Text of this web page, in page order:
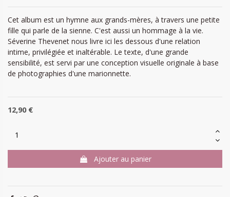
Cet album est un hymne aux grands-mères, à travers une petite
fille qui parle de la sienne. C'est aussi un hommage à la vie.
Séverine Thevenet nous livre ici les dessous d'une relation
intime, privilégiée et inaltérable. Le texte, d'une grande
sensibilité, est servi par une conception visuelle originale à base
de photographies d'une marionnette.
12,90 €
Ajouter au panier